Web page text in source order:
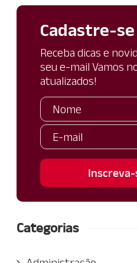
Cadastre-se
Receba dicas e
seu e-mail Vamos
atualizados!
Categorias